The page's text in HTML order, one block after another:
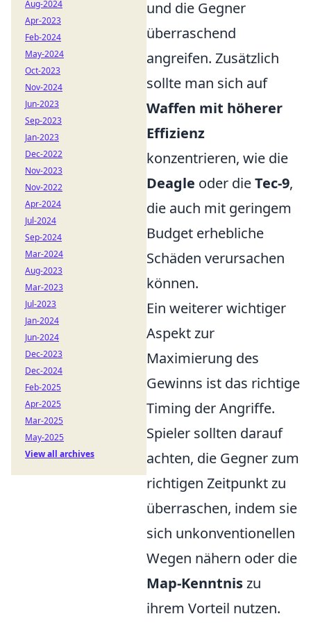
und die Gegner
überraschend
angreifen. Zusätzlich
sollte man sich auf
Waffen mit höherer
Effizienz
konzentrieren, wie die
Deagle oder dieTec-9,
die auch mit geringem
Budget erhebliche
Schäden verursachen
können.
Ein weiterer wichtiger
Aspekt zur
Maximierung des
Gewinns ist das richtige
Timing der Angriffe.
Spieler sollten darauf
achten, die Gegner zum
richtigen Zeitpunkt zu
überraschen, indem sie
sich unkonventionellen
Wegen nähern oder die
Map-Kenntniszu
ihrem Vorteil nutzen.
Aug-2024
Apr-2023
Feb-2024
May-2024
Oct-2023
Nov-2024
Jun-2023
Sep-2023
Jan-2023
Dec-2022
Nov-2023
Nov-2022
Apr-2024
Jul-2024
Sep-2024
Mar-2024
Aug-2023
Mar-2023
Jul-2023
Jan-2024
Jun-2024
Dec-2023
Dec-2024
Feb-2025
Apr-2025
Mar-2025
May-2025
View all archives